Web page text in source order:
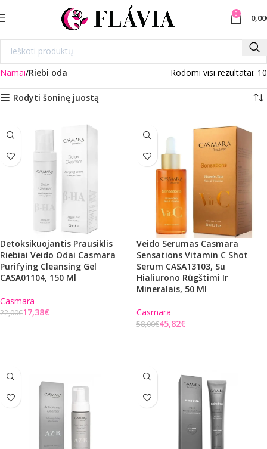
0 0,00
Namai Riebi oda Rodomi visi rezultatai: 10
Rodyti šoninę juostą
Detoksikuojantis Prausiklis
Riebiai Veido Odai Casmara
Purifying Cleansing Gel
CASA01104, 150 Ml
Casmara
22,00€17,38€
Veido Serumas Casmara
Sensations Vitamin C Shot
Serum CASA13103, Su
Hialiurono Rūgštimi Ir
Mineralais, 50 Ml
Casmara
58,00€45,82€